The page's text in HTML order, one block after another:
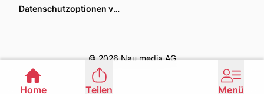
Datenschutzoptionen verwalten
© 2026 Nau media AG
Home Teilen Menü